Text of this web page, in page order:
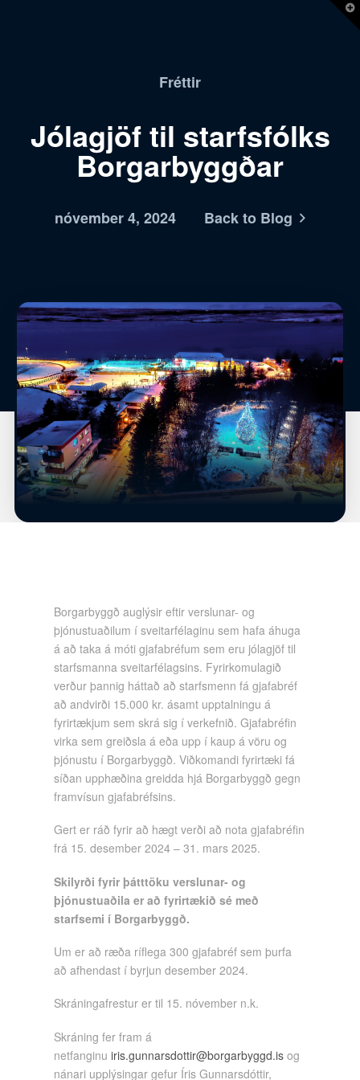
Fréttir
Jólagjöf til starfsfólks
Borgarbyggðar
nóvember 4, 2024 Back to Blog
Borgarbyggð auglýsir eftir verslunar- og
þjónustuaðilum í sveitarfélaginu sem hafa áhuga
á að taka á móti gjafabréfum sem eru jólagjöf til
starfsmanna sveitarfélagsins. Fyrirkomulagið
verður þannig háttað að starfsmenn fá gjafabréf
að andvirði 15.000 kr. ásamt upptalningu á
fyrirtækjum sem skrá sig í verkefnið. Gjafabréfin
virka sem greiðsla á eða upp í kaup á vöru og
þjónustu í Borgarbyggð. Viðkomandi fyrirtæki fá
síðan upphæðina greidda hjá Borgarbyggð gegn
framvísun gjafabréfsins.
Gert er ráð fyrir að hægt verði að nota gjafabréfin
frá 15. desember 2024 – 31. mars 2025.
Skilyrði fyrir þátttöku verslunar- og
þjónustuaðila er að fyrirtækið sé með
starfsemi í Borgarbyggð.
Um er að ræða ríflega 300 gjafabréf sem þurfa
að afhendast í byrjun desember 2024.
Skráningafrestur er til 15. nóvember n.k.
Skráning fer fram á
netfanginuiris.gunnarsdottir@borgarbyggd.is og
nánari upplýsingar gefur Íris Gunnarsdóttir,